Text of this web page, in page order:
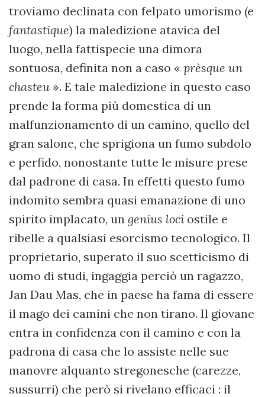
troviamo declinata con felpato umorismo (e
fantastique) la maledizione atavica del
luogo, nella fattispecie una dimora
sontuosa, definita non a caso « prèsque un
chasteu ». E tale maledizione in questo caso
prende la forma più domestica di un
malfunzionamento di un camino, quello del
gran salone, che sprigiona un fumo subdolo
e perfido, nonostante tutte le misure prese
dal padrone di casa. In effetti questo fumo
indomito sembra quasi emanazione di uno
spirito implacato, un genius loci ostile e
ribelle a qualsiasi esorcismo tecnologico. Il
proprietario, superato il suo scetticismo di
uomo di studi, ingaggia perciò un ragazzo,
Jan Dau Mas, che in paese ha fama di essere
il mago dei camini che non tirano. Il giovane
entra in confidenza con il camino e con la
padrona di casa che lo assiste nelle sue
manovre alquanto stregonesche (carezze,
sussurri) che però si rivelano efficaci : il